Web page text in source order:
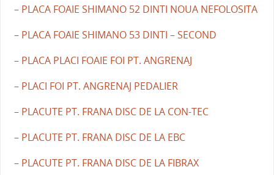
– PLACA FOAIE SHIMANO 52 DINTI NOUA NEFOLOSITA
– PLACA FOAIE SHIMANO 53 DINTI – SECOND
– PLACA PLACI FOAIE FOI PT. ANGRENAJ
– PLACI FOI PT. ANGRENAJ PEDALIER
– PLACUTE PT. FRANA DISC DE LA CON-TEC
– PLACUTE PT. FRANA DISC DE LA EBC
– PLACUTE PT. FRANA DISC DE LA FIBRAX